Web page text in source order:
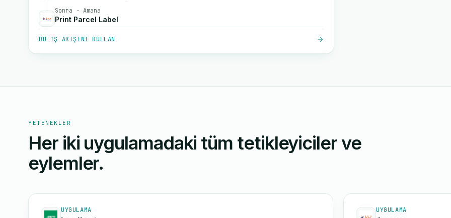
Sonra · Amana
Print Parcel Label
BU IŞ AKIŞINI KULLAN
YETENEKLER
Her iki uygulamadaki tüm tetikleyiciler ve
eylemler.
UYGULAMA UYGULAMA